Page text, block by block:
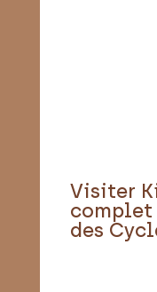
Visiter
complet
des